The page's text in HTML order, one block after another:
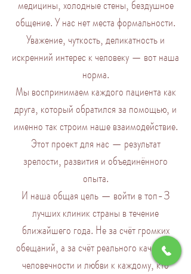
медицины, холодные стены, бездушное
общение. У нас нет места формальности.
Уважение, чуткость, деликатность и
искренний интерес к человеку — вот наша
норма.
Мы воспринимаем каждого пациента как
друга, который обратился за помощью, и
именно так строим наше взаимодействие.
Этот проект для нас — результат
зрелости, развития и объединённого
опыта.
И наша общая цель — войти в топ-3
лучших клиник страны в течение
ближайшего года. Не за счёт громких
обещаний, а за счёт реального качества,
человечности и любви к каждому, кто